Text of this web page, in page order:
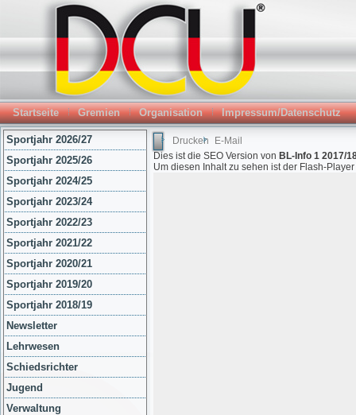
Startseite Gremien Organisation Impressum/Datenschutz
Sportjahr 2026/27
Sportjahr 2025/26
Sportjahr 2024/25
Sportjahr 2023/24
Sportjahr 2022/23
Sportjahr 2021/22
Sportjahr 2020/21
Sportjahr 2019/20
Sportjahr 2018/19
Newsletter
Lehrwesen
Schiedsrichter
Jugend
Verwaltung
Drucken
E-Mail
Dies ist die SEO Version von BL-Info 1 2017/
Um diesen Inhalt zu sehen ist der Flash-